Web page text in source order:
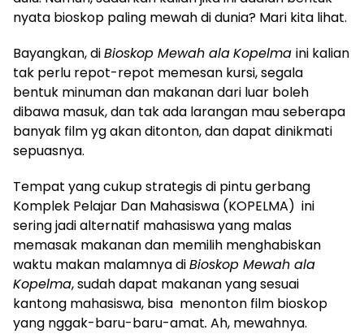
nyata bioskop paling mewah di dunia? Mari kita lihat.
Bayangkan, diBioskop Mewah alaKopelma ini kalian
tak perlu repot-repot memesan kursi, segala
bentuk minuman dan makanan dari luar boleh
dibawa masuk, dan tak ada larangan mau seberapa
banyak film yg akan ditonton, dan dapat dinikmati
sepuasnya.
Tempat yang cukup strategis di pintu gerbang
Komplek Pelajar Dan Mahasiswa (KOPELMA) ini
sering jadi alternatif mahasiswa yang malas
memasak makanan dan memilih menghabiskan
waktu makan malamnya diBioskop Mewah ala
Kopelma, sudah dapat makanan yang sesuai
kantong mahasiswa, bisa menonton film bioskop
yang nggak-baru-baru-amat. Ah, mewahnya.